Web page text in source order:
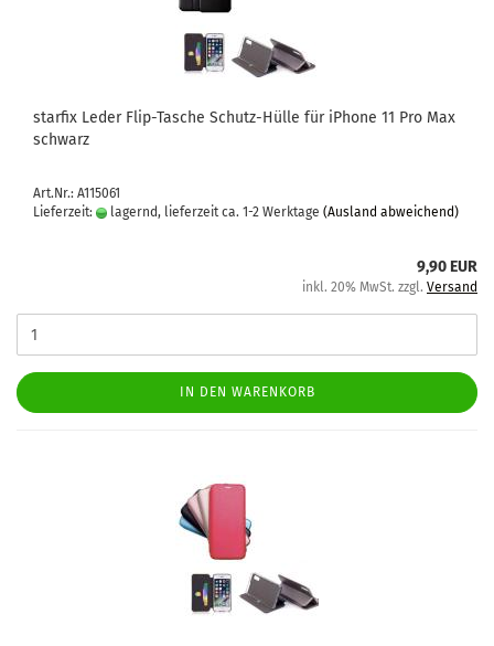
star­fix Leder Flip-​Ta­sche Schutz-​​Hülle für iPho­ne 11 Pro Max
schwarz
Art.Nr.: A115061
Lieferzeit:
lagernd, lieferzeit ca. 1-2 Werktage (Ausland abweichend)
9,90 EUR
inkl. 20% MwSt. zzgl. Versand
IN DEN WARENKORB